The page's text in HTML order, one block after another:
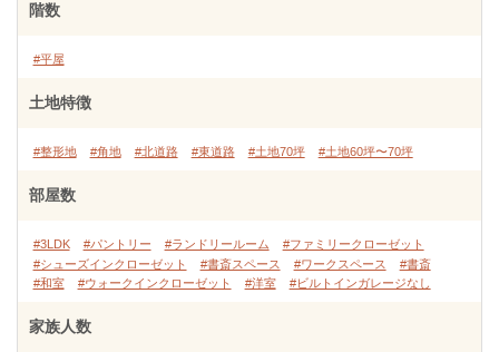
階数
#平屋
土地特徴
#整形地 #角地 #北道路 #東道路 #土地70坪 #土地60坪〜70坪
部屋数
#3LDK #パントリー #ランドリールーム
#ファミリークローゼット
#シューズインクローゼット
#書斎スペース #ワークスペース
#書斎
#和室
#ウォークインクローゼット #洋室 #ビルトインガレージなし
家族人数